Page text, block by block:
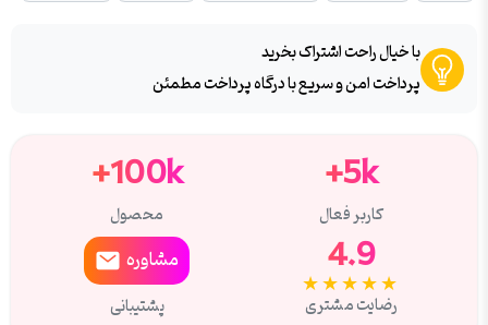
با خیال راحت اشتراک بخرید
پرداخت امن و سریع با درگاه پرداخت مطمئن
5k+
کاربر فعال
100k+
محصول
4.9
★★★★★
رضایت مشتری
مشاوره
پشتیبانی